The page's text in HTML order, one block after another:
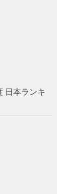
日本ランキ